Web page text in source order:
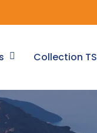
Collection TS